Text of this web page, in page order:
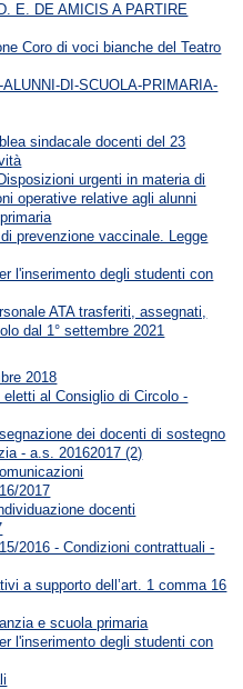
E. DE AMICIS A PARTIRE
Coro di voci bianche del Teatro
DI-SCUOLA-PRIMARIA-
sindacale docenti del 23
urgenti in materia di
operative relative agli alunni
prevenzione vaccinale. Legge
l'inserimento degli studenti con
ATA trasferiti, assegnati,
dal 1° settembre 2021
2018
al Consiglio di Circolo -
dei docenti di sostegno
- a.s. 20162017 (2)
2017
docenti
2016 - Condizioni contrattuali -
a supporto dell’art. 1 comma 16
e scuola primaria
l'inserimento degli studenti con